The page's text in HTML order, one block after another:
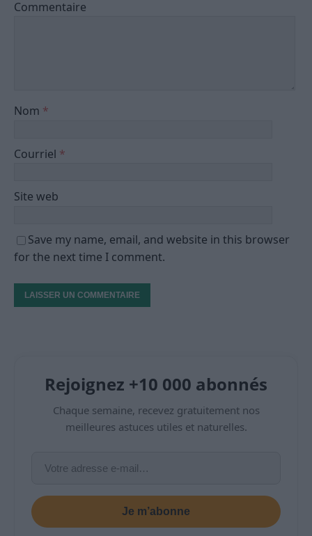
Commentaire
Nom *
Courriel *
Site web
Save my name, email, and website in this browser
for the next time I comment.
Rejoignez +10 000 abonnés
Chaque semaine, recevez gratuitement nos
meilleures astuces utiles et naturelles.
Je m’abonne